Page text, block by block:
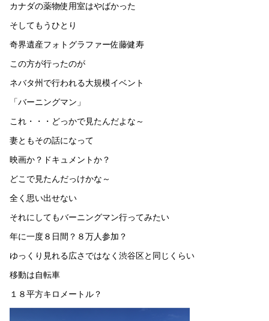
カナダの薬物使用室はやばかった
そしてもうひとり
奇界遺産フォトグラファー佐藤健寿
この方が行ったのが
ネバタ州で行われる大規模イベント
「バーニングマン」
これ・・・どっかで見たんだよな～
妻ともその話になって
映画か？ドキュメントか？
どこで見たんだっけかな～
全く思い出せない
それにしてもバーニングマン行ってみたい
年に一度８日間？８万人参加？
ゆっくり見れる広さではなく渋谷区と同じくらい
移動は自転車
１８平方キロメートル？